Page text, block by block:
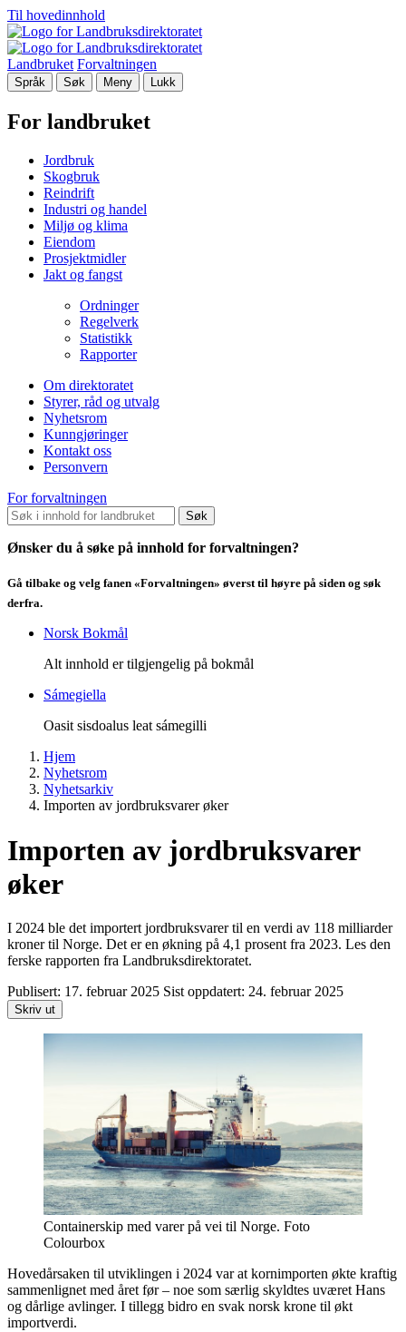
Til hovedinnhold
Landbruket Forvaltningen
Språk Søk Meny Lukk
For landbruket
Jordbruk
Skogbruk
Reindrift
Industri og handel
Miljø og klima
Eiendom
Prosjektmidler
Jakt og fangst
Ordninger
Regelverk
Statistikk
Rapporter
Om direktoratet
Styrer, råd og utvalg
Nyhetsrom
Kunngjøringer
Kontakt oss
Personvern
For forvaltningen
Søk
Ønsker du å søke på innhold for forvaltningen?
Gå tilbake og velg fanen «Forvaltningen» øverst til høyre på siden og søk
derfra.
Norsk Bokmål
Alt innhold er tilgjengelig på bokmål
Sámegiella
Oasit sisdoalus leat sámegilli
Hjem
Nyhetsrom
Nyhetsarkiv
Importen av jordbruksvarer øker
Importen av jordbruksvarer
øker
I 2024 ble det importert jordbruksvarer til en verdi av 118 milliarder
kroner til Norge. Det er en økning på 4,1 prosent fra 2023. Les den
ferske rapporten fra Landbruksdirektoratet.
Publisert: 17. februar 2025 Sist oppdatert: 24. februar 2025
Skriv ut
Containerskip med varer på vei til Norge. Foto
Colourbox
Hovedårsaken til utviklingen i 2024 var at kornimporten økte kraftig
sammenlignet med året før – noe som særlig skyldtes uværet Hans
og dårlige avlinger. I tillegg bidro en svak norsk krone til økt
importverdi.